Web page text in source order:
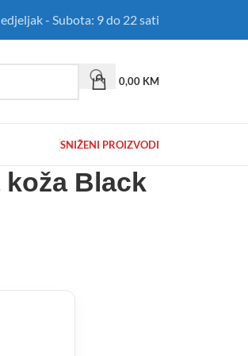
- Subota: 9 do 22 sati
0,00 KM
SNIŽENI PROIZVODI
koža Black